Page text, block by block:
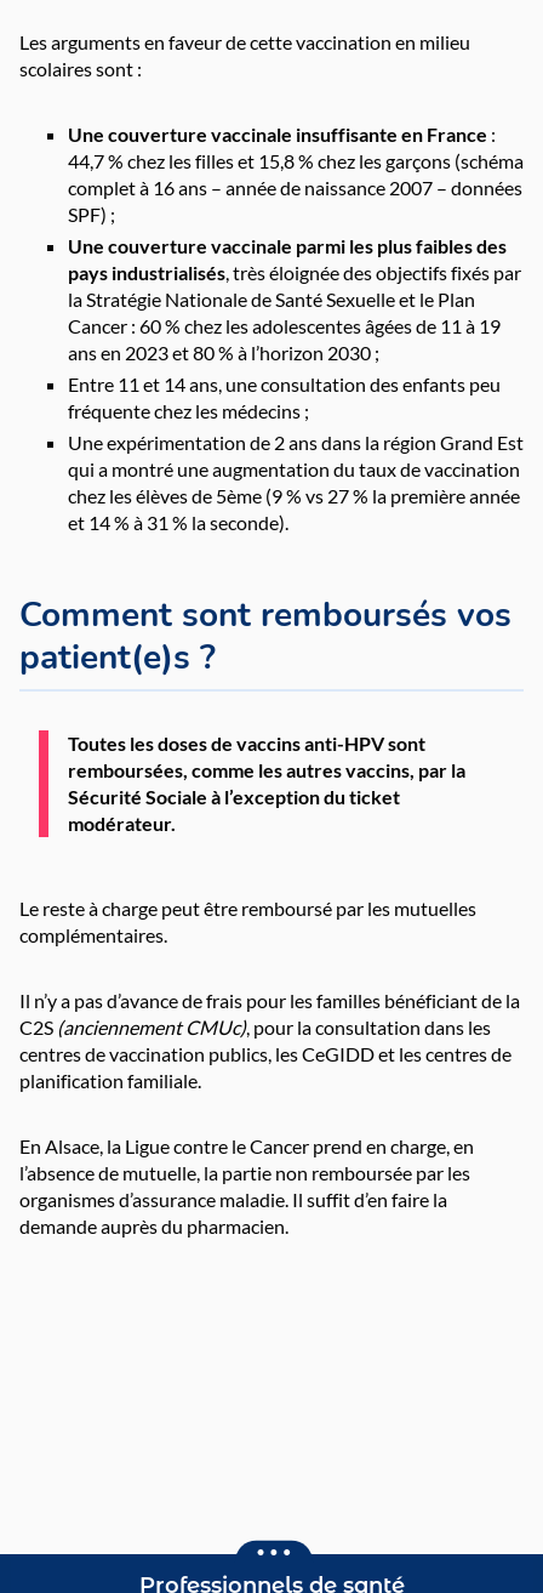
Les arguments en faveur de cette vaccination en milieu
scolaires sont :
Une couverture vaccinale insuffisante en France :
44,7 % chez les filles et 15,8 % chez les garçons (schéma
complet à 16 ans – année de naissance 2007 – données
SPF) ;
Une couverture vaccinale parmi les plus faibles des
pays industrialisés, très éloignée des objectifs fixés par
la Stratégie Nationale de Santé Sexuelle et le Plan
Cancer : 60 % chez les adolescentes âgées de 11 à 19
ans en 2023 et 80 % à l’horizon 2030 ;
Entre 11 et 14 ans, une consultation des enfants peu
fréquente chez les médecins ;
Une expérimentation de 2 ans dans la région Grand Est
qui a montré une augmentation du taux de vaccination
chez les élèves de 5ème (9 % vs 27 % la première année
et 14 % à 31 % la seconde).
Comment sont remboursés vos
patient(e)s ?
Toutes les doses de vaccins anti-HPV sont
remboursées, comme les autres vaccins, par la
Sécurité Sociale à l’exception du ticket
modérateur.
Le reste à charge peut être remboursé par les mutuelles
complémentaires.
Il n’y a pas d’avance de frais pour les familles bénéficiant de la
C2S (anciennement CMUc), pour la consultation dans les
centres de vaccination publics, les CeGIDD et les centres de
planification familiale.
En Alsace, la Ligue contre le Cancer prend en charge, en
l’absence de mutuelle, la partie non remboursée par les
organismes d’assurance maladie. Il suffit d’en faire la
demande auprès du pharmacien.
Professionnels de santé